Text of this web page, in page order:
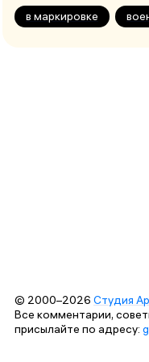
в маркировке
© 2000–2026 Студия
Все комментарии,
присылайте по адресу: